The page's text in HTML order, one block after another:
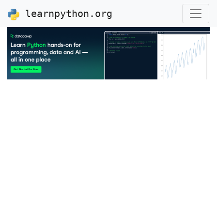
learnpython.org